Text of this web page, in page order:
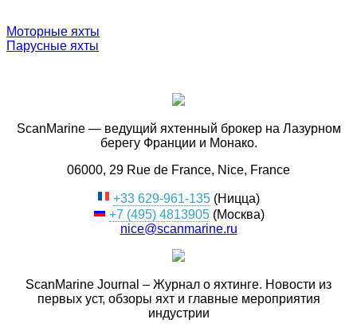
Моторные яхты
Парусные яхты
ScanMarine — ведущий яхтенный брокер на Лазурном
берегу Франции и Монако.
06000, 29 Rue de France, Nice, France
+33 629-961-135 (Ницца)
+7 (495) 4813905(Москва)
nice@scanmarine.ru
ScanMarine Journal – Журнал о яхтинге. Новости из
первых уст, обзоры яхт и главные мероприятия
индустрии